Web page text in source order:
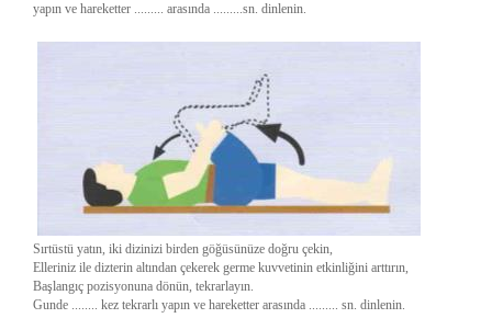
yapın ve hareketter ......... arasında .........sn. dinlenin.
Sırtüstü yatın, iki dizinizi birden göğüsünüze doğru çekin,
Elleriniz ile dizterin altından çekerek germe kuvvetinin etkinliğini arttırın,
Başlangıç pozisyonuna dönün, tekrarlayın.
Gunde ........ kez tekrarlı yapın ve hareketter arasında ......... sn. dinlenin.